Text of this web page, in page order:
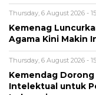
Thursday, 6 August 2026 -
Kemenag
Agama Kini Makin
Thursday, 6 August 2026 -
Kemendag Dorong
Intelektual untuk